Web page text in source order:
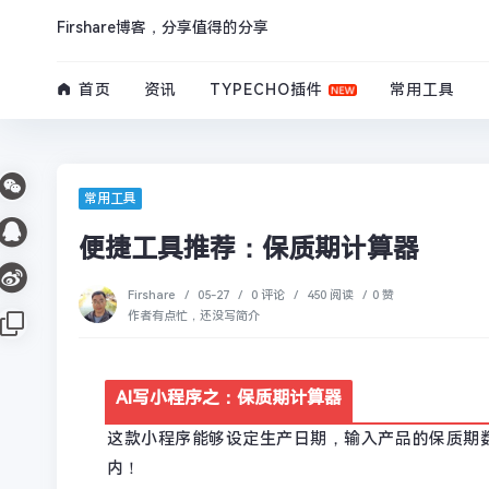
Firshare博客，分享值得的分享
首页 资讯 TYPECHO插件 常用工具
常用工具
便捷工具推荐：保质期计算器
Firshare / 05-27 / 0 评论 / 450 阅读 / 0 赞
作者有点忙，还没写简介
AI写小程序之：保质期计算器
这款小程序能够设定生产日期，输入产品的保质
内！